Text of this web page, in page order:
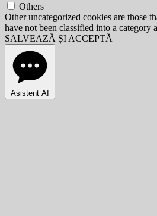
Others
Other uncategorized cookies are those
have not been classified into a category
SALVEAZĂ ȘI ACCEPTĂ
Asistent AI